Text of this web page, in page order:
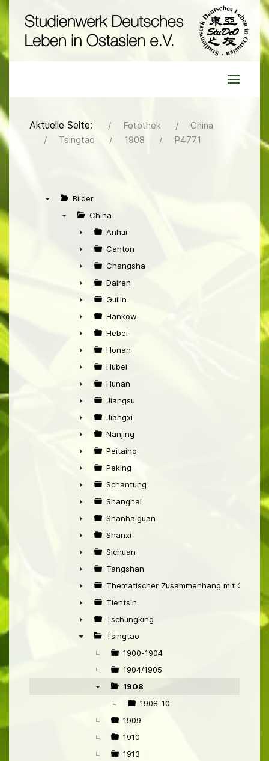
Aktuelle Seite: Fotothek
China
Tsingtao
1908 P4771
Bilder
China
►
Anhui
►
Canton
►
Changsha
►
Dairen
►
Guilin
►
Hankow
►
Hebei
►
Honan
►
Hubei
►
Hunan
►
Jiangsu
►
Jiangxi
►
Nanjing
►
Peitaiho
►
Peking
►
Schantung
►
Shanghai
►
Shanhaiguan
►
Shanxi
►
Sichuan
►
Tangshan
►
Thematischer Zusammenhang mit China
►
Tientsin
►
Tschungking
Tsingtao
1900-1904
1904/1905
1908
1908-10
1909
1910
1913